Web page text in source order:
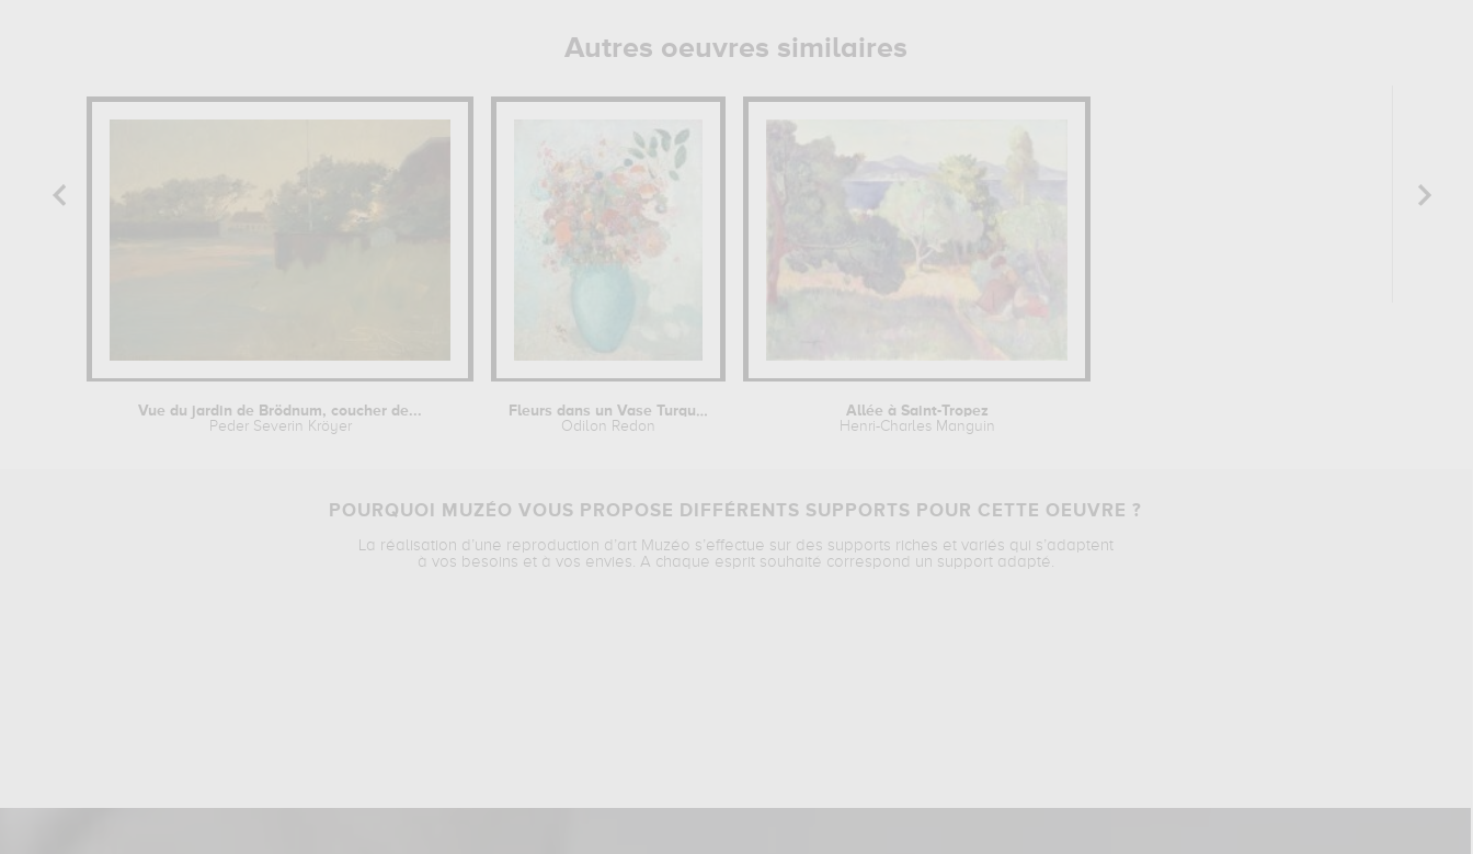
Autres oeuvres similaires
Vue du jardin de Brödnum, coucher de...
Peder Severin Kröyer
Fleurs dans un Vase Turquoise
Odilon Redon
Allée à Saint-Tropez
Henri-Charles Manguin
POURQUOI MUZÉO VOUS PROPOSE DIFFÉRENTS SUPPORTS POUR CETTE OEUVRE ?
La réalisation d’une reproduction d’art Muzéo s’effectue sur des supports riches et variés qui s’adaptent
à vos besoins et à vos envies. A chaque esprit souhaité correspond un support adapté.